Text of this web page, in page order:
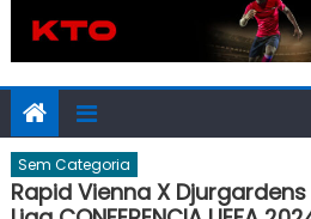
Sem Categoria
Rapid Vienna X Djurgardens